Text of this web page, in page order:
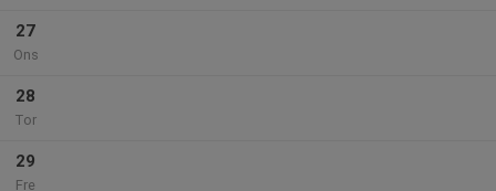
27
Ons
28
Tor
29
Fre